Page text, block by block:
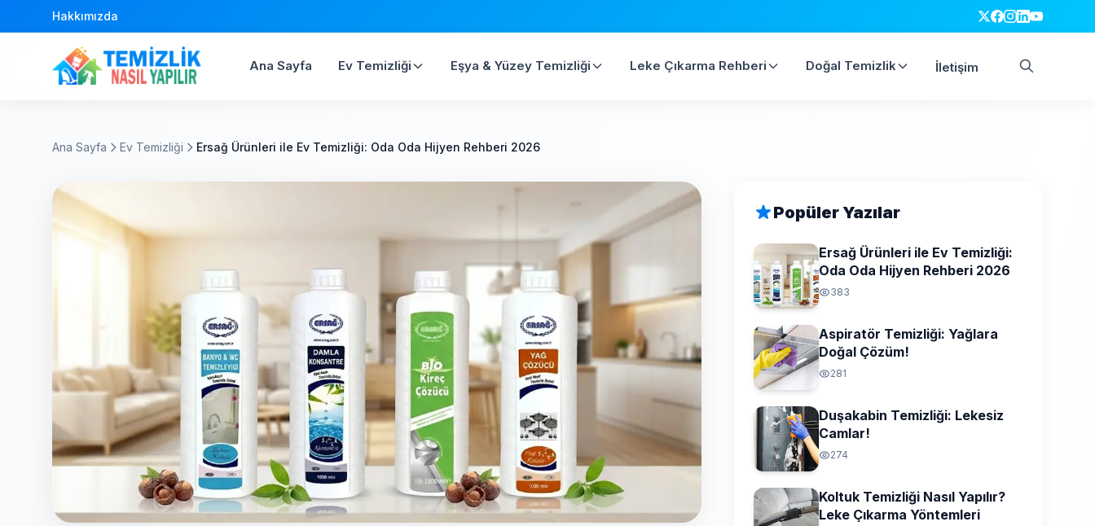
Hakkımızda
Ana Sayfa Ev Temizliği Eşya & Yüzey Temizliği Leke Çıkarma Rehberi Doğal Temizlik İletişim
Ana Sayfa Ev Temizliği Ersağ Ürünleri ile Ev Temizliği: Oda Oda Hijyen Rehberi 2026
Popüler Yazılar
Ersağ Ürünleri ile Ev Temizliği:
Oda Oda Hijyen Rehberi 2026
383
Aspiratör Temizliği: Yağlara
Doğal Çözüm!
281
Duşakabin Temizliği: Lekesiz
Camlar!
274
Koltuk Temizliği Nasıl Yapılır?
Leke Çıkarma Yöntemleri